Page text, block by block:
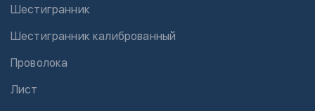
Шестигранник
Шестигранник калиброванный
Проволока
Лист